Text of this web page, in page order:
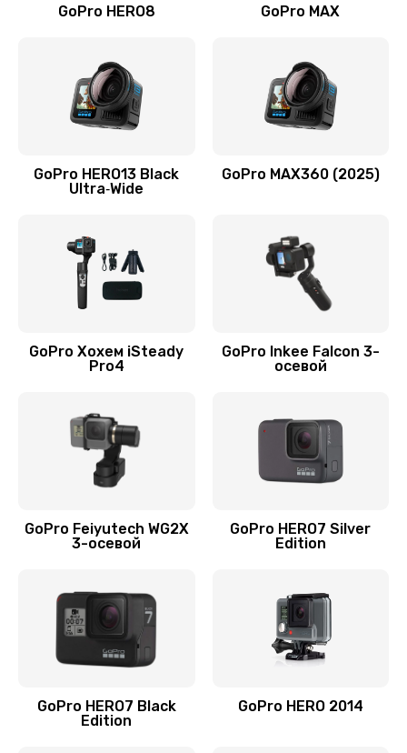
GoPro HERO8 GoPro MAX
GoPro HERO13 Black
Ultra‑Wide
GoPro MAX360 (2025)
GoPro Хохем iSteady
Pro4
GoPro Inkee Falcon 3-
осевой
GoPro Feiyutech WG2X
3-осевой
GoPro HERO7 Silver
Edition
GoPro HERO7 Black
Edition
GoPro HERO 2014